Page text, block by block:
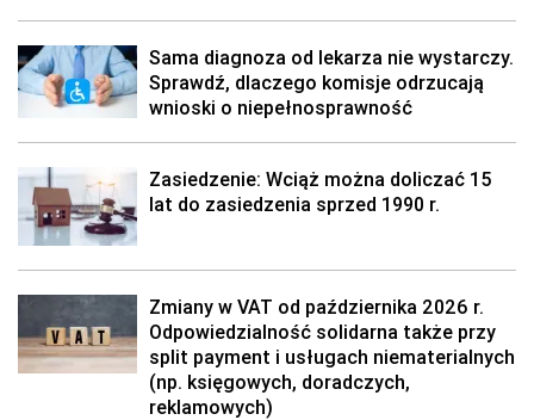
Sama diagnoza od lekarza nie wystarczy.
Sprawdź, dlaczego komisje odrzucają
wnioski o niepełnosprawność
Zasiedzenie: Wciąż można doliczać 15
lat do zasiedzenia sprzed 1990 r.
Zmiany w VAT od października 2026 r.
Odpowiedzialność solidarna także przy
split payment i usługach niematerialnych
(np. księgowych, doradczych,
reklamowych)